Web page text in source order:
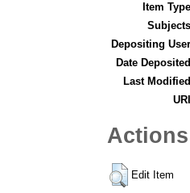
Item
Depositing
Date
Last
Edit Item